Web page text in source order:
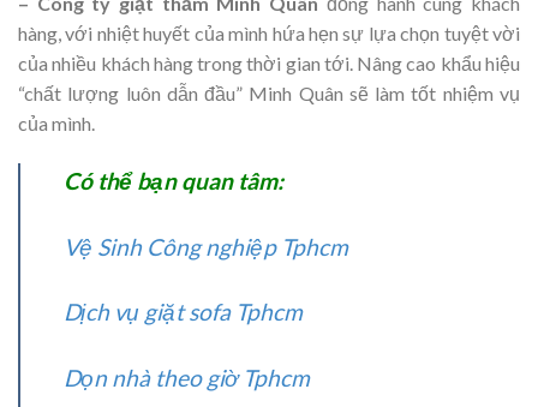
hàng, với nhiệt huyết của mình hứa hẹn sự lựa chọn tuyệt vời
của nhiều khách hàng trong thời gian tới. Nâng cao khẩu hiệu
“chất lượng luôn dẫn đầu” Minh Quân sẽ làm tốt nhiệm vụ
của mình.
Có thể bạn quan tâm:
Vệ Sinh Công nghiệp Tphcm
Dịch vụ giặt sofa Tphcm
Dọn nhà theo giờ Tphcm